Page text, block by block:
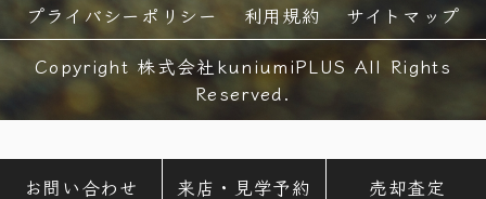
プライバシーポリシー 利用規約
サイトマップ
Copyright 株式会社kuniumiPLUS All Rights
Reserved.
お問い合わせ 来店・見学予約 売却査定